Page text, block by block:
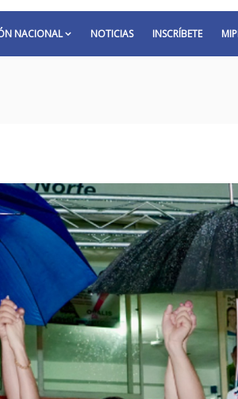
NACIONAL NOTICIAS INSCRÍBETE